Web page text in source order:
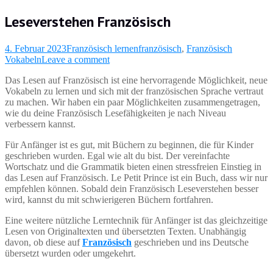
Leseverstehen Französisch
4. Februar 2023Französisch lernenfranzösisch, Französisch
VokabelnLeave a comment
Das Lesen auf Französisch ist eine hervorragende Möglichkeit, neue
Vokabeln zu lernen und sich mit der französischen Sprache vertraut
zu machen. Wir haben ein paar Möglichkeiten zusammengetragen,
wie du deine Französisch Lesefähigkeiten je nach Niveau
verbessern kannst.
Für Anfänger ist es gut, mit Büchern zu beginnen, die für Kinder
geschrieben wurden. Egal wie alt du bist. Der vereinfachte
Wortschatz und die Grammatik bieten einen stressfreien Einstieg in
das Lesen auf Französisch. Le Petit Prince ist ein Buch, dass wir nur
empfehlen können. Sobald dein Französisch Leseverstehen besser
wird, kannst du mit schwierigeren Büchern fortfahren.
Eine weitere nützliche Lerntechnik für Anfänger ist das gleichzeitige
Lesen von Originaltexten und übersetzten Texten. Unabhängig
davon, ob diese auf Französisch geschrieben und ins Deutsche
übersetzt wurden oder umgekehrt.